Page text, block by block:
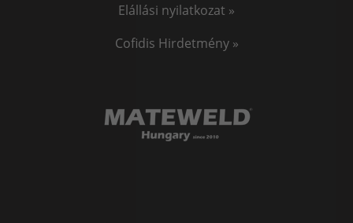
Elállási nyilatkozat »
Cofidis Hirdetmény »